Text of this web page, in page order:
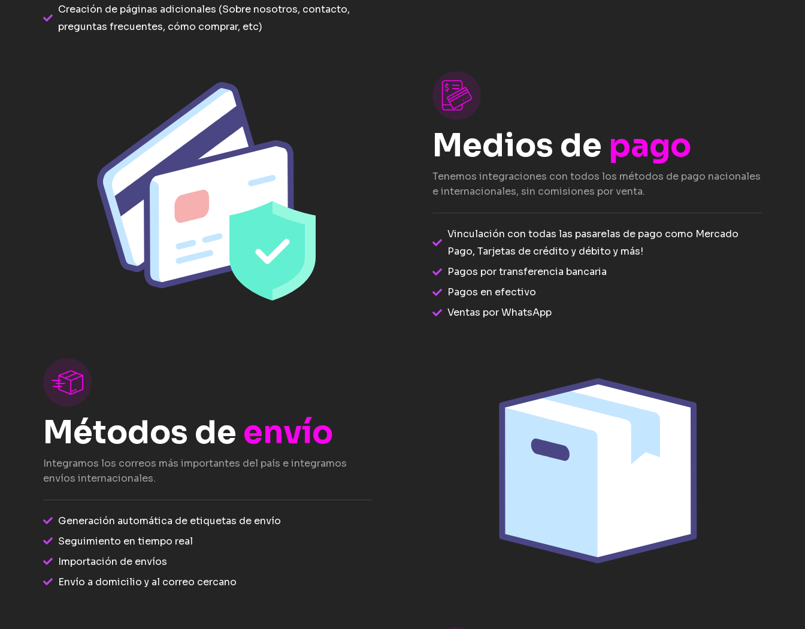
Creación de páginas adicionales (Sobre nosotros, contacto,
preguntas frecuentes, cómo comprar, etc)
Medios de pago
Tenemos integraciones con todos los métodos de pago nacionales
e internacionales, sin comisiones por venta.
Vinculación con todas las pasarelas de pago como Mercado
Pago, Tarjetas de crédito y débito y más!
Pagos por transferencia bancaria
Pagos en efectivo
Ventas por WhatsApp
Métodos de envío
Integramos los correos más importantes del país e integramos
envíos internacionales.
Generación automática de etiquetas de envío
Seguimiento en tiempo real
Importación de envíos
Envío a domicilio y al correo cercano